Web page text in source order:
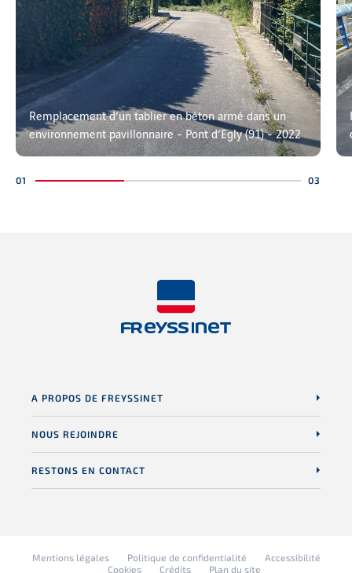
Remplacement d’un tablier en béton armé dans un
environnement pavillonnaire - Pont d’Egly (91) - 2022
A PROPOS DE FREYSSINET
NOUS REJOINDRE
RESTONS EN CONTACT
Mentions légales Politique de confidentialité
Accessibilité
Cookies
Crédits Plan du site